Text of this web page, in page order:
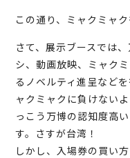
この通り、ミャクミャ
さて、展示ブースでは
シ、動画放映、ミャク
るノベルティ進呈など
ャクミャクに負けない
っこう万博の認知度高
す。さすが台湾！
しかし、入場券の買い